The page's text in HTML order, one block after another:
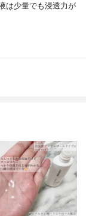
は少量でも浸透力が